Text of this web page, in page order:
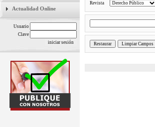
Actualidad Online
Usuario
Clave
Revista